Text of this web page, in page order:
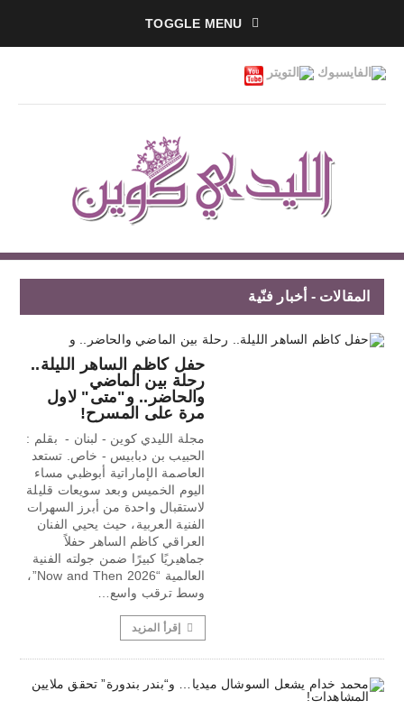
TOGGLE MENU
المقالات - أخبار فنّية
حفل كاظم الساهر الليلة..
رحلة بين الماضي
والحاضر.. و"متى" لاول
مرة على المسرح!
مجلة الليدي كوين - لبنان - بقلم :
الحبيب بن دبابيس - خاص. تستعد
العاصمة الإماراتية أبوظبي مساء
اليوم الخميس وبعد سويعات قليلة
لاستقبال واحدة من أبرز السهرات
الفنية العربية، حيث يحيي الفنان
العراقي كاظم الساهر حفلاً
جماهيريًا كبيرًا ضمن جولته الفنية
العالمية “Now and Then 2026”،
وسط ترقب واسع…
إقرأ المزيد